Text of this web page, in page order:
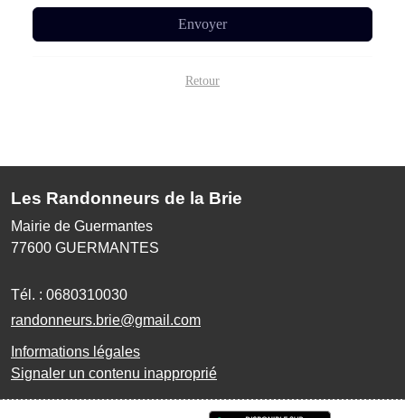
Envoyer
Retour
Les Randonneurs de la Brie
Mairie de Guermantes
77600 GUERMANTES
Tél. : 0680310030
randonneurs.brie@gmail.com
Informations légales
Signaler un contenu inapproprié